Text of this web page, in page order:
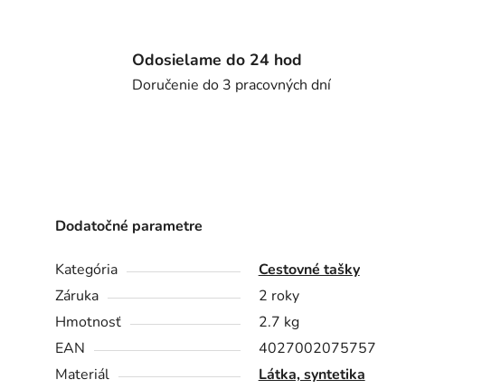
Odosielame do 24 hod
Doručenie do 3 pracovných dní
Dodatočné parametre
Kategória
Cestovné tašky
Záruka
2 roky
Hmotnosť
2.7 kg
EAN
4027002075757
Materiál
Látka, syntetika